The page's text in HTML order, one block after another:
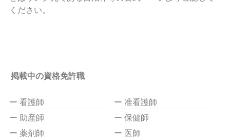
ください。
掲載中の資格免許職
ー 看護師
ー 准看護師
ー 助産師
ー 保健師
ー 薬剤師
ー 医師